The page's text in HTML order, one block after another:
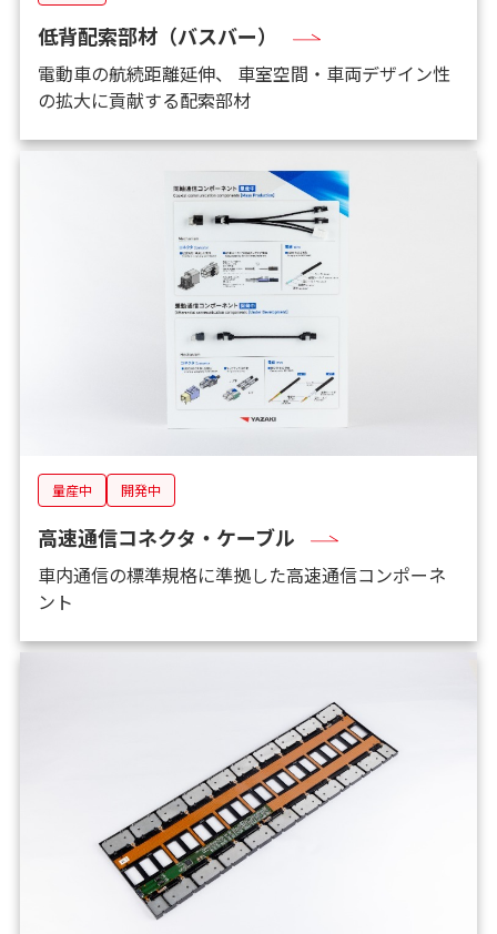
低背配索部材（バスバー）
電動車の航続距離延伸、 車室空間・車両デザイン性
の拡大に貢献する配索部材
量産中 開発中
高速通信コネクタ・ケーブル
車内通信の標準規格に準拠した高速通信コンポーネ
ント